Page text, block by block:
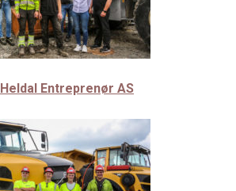
Heldal Entreprenør AS